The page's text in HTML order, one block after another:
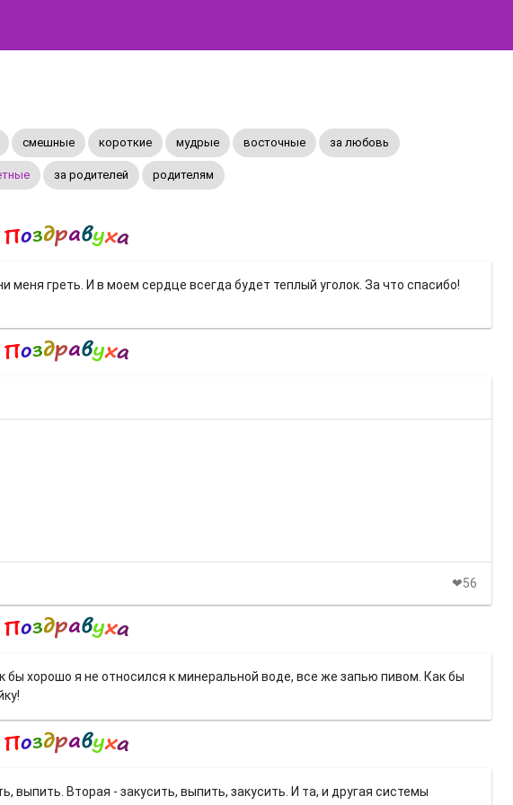
смешные короткие мудрые восточные за любовь
за родителей родителям
меня греть. И в моем сердце всегда будет теплый уголок. За что спасибо!
❤56
бы хорошо я не относился к минеральной воде, все же запью пивом. Как бы
Вторая - закусить, выпить, закусить. И та, и другая системы